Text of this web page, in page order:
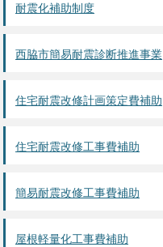
耐震化補助制度
西脇市簡易耐震診断推進事業
住宅耐震改修計画策定費補助
住宅耐震改修工事費補助
簡易耐震改修工事費補助
屋根軽量化工事費補助